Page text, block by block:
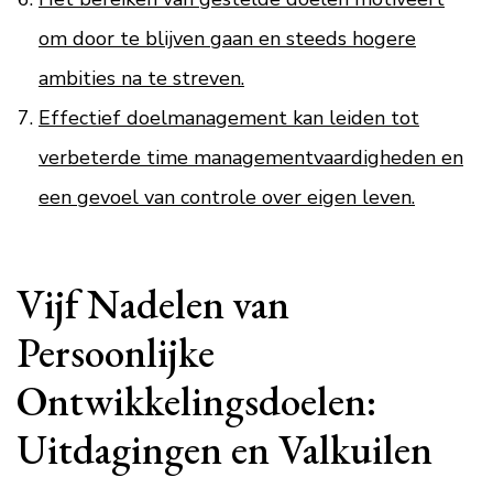
om door te blijven gaan en steeds hogere
ambities na te streven.
Effectief doelmanagement kan leiden tot
verbeterde time managementvaardigheden en
een gevoel van controle over eigen leven.
Vijf Nadelen van
Persoonlijke
Ontwikkelingsdoelen:
Uitdagingen en Valkuilen